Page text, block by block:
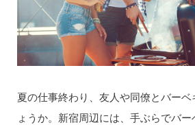
夏の仕事終わり、友人や同僚とバー
ょうか。新宿周辺には、手ぶらでバ